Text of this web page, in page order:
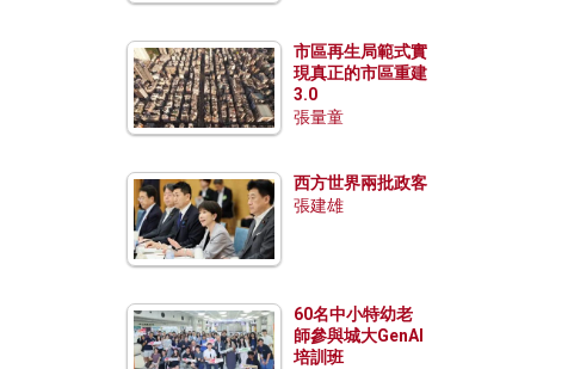
市區再生局範式實
現真正的市區重建
3.0
張量童
西方世界兩批政客
張建雄
60名中小特幼老
師參與城大GenAI
培訓班